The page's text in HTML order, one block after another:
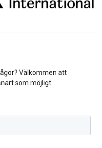
Välkommen att
som möjligt.
Integritetspolicy
Oklassificerade